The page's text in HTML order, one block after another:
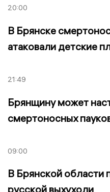
20:00
В Брянске
атаковали детские
21:49
Брянщину может
смертоносных
09:00
В Брянской области
русской выхухоли